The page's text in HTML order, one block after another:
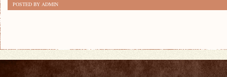
POSTED BY ADMIN